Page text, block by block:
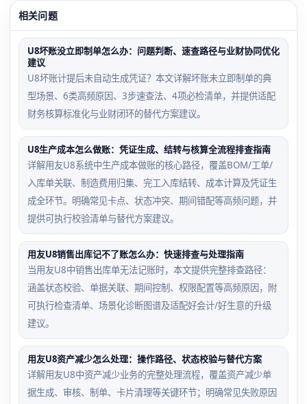
相关问题
U8坏账没立即制单怎么办：问题判断、速查路径与业财协同优化
建议
U8坏账计提后未自动生成凭证？本文详解坏账未立即制单的典
型场景、6类高频原因、3步速查法、4项必检清单，并提供适配
财务核算标准化与业财闭环的替代方案建议。
U8生产成本怎么做账：凭证生成、结转与核算全流程排查指南
详解用友U8系统中生产成本做账的核心路径，覆盖BOM/工单/
入库单关联、制造费用归集、完工入库结转、成本计算及凭证生
成全环节。明确常见卡点、状态冲突、期间错配等高频问题，并
提供可执行校验清单与替代方案建议。
用友U8销售出库记不了账怎么办：快速排查与处理指南
当用友U8中销售出库单无法记账时，本文提供完整排查路径：
涵盖状态校验、单据关联、期间控制、权限配置等高频原因，附
可执行检查清单、场景化诊断图谱及适配好会计/好生意的升级
建议。
用友U8资产减少怎么处理：操作路径、状态校验与替代方案
详解用友U8中资产减少业务的完整处理流程，覆盖资产减少单
据生成、审核、制单、卡片清理等关键环节；明确常见失败原因